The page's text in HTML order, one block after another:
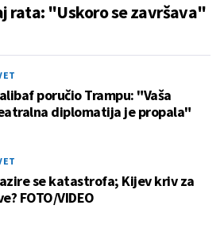
rata: "Uskoro se završava"
poručio Trampu: "Vaša
diplomatija je propala"
se katastrofa; Kijev kriv za
FOTO/VIDEO